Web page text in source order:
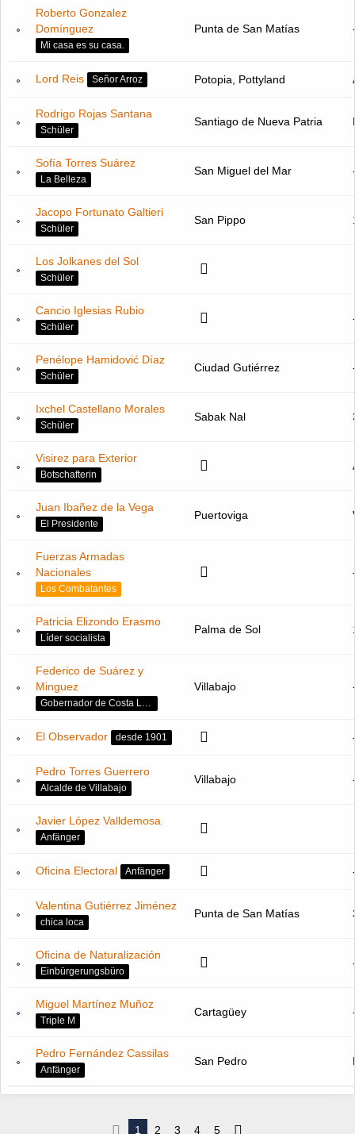
Roberto Gonzalez
Domínguez
Mi casa es su casa.
Punta de San Matías
Lord Reis Señor Arroz Potopia, Pottyland
Rodrigo Rojas Santana
Schüler
Santiago de Nueva Patria
Sofía Torres Suárez
La Belleza
San Miguel del Mar
Jacopo Fortunato Galtieri
Schüler
San Pippo
Los Jolkanes del Sol
Schüler
Cancio Iglesias Rubio
Schüler
Penélope Hamidović Díaz
Schüler
Ciudad Gutiérrez
Ixchel Castellano Morales
Schüler
Sabak Nal
Visirez para Exterior
Botschafterin
Juan Ibañez de la Vega
El Presidente
Puertoviga
Fuerzas Armadas
Nacionales
Los Combatantes
Patricia Elizondo Erasmo
Líder socialista
Palma de Sol
Federico de Suárez y
Minguez
Gobernador de Costa Luna
Villabajo
El Observador desde 1901
Pedro Torres Guerrero
Alcalde de Villabajo
Villabajo
Javier López Valldemosa
Anfänger
Oficina Electoral Anfänger
Valentina Gutiérrez Jiménez
chica loca
Punta de San Matías
Oficina de Naturalización
Einbürgerungsbüro
Miguel Martínez Muñoz
Triple M
Cartagüey
Pedro Fernández Cassilas
Anfänger
San Pedro
1 2 3 4 5